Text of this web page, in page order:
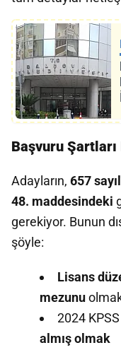
Başvuru
Adayların, 657
48. maddesindeki
gerekiyor. Bunun
şöyle:
Lisans
mezunu
2024
almış olmak